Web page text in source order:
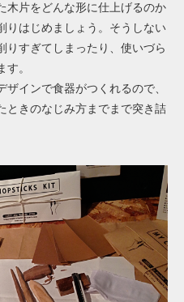
木片をどんな形に仕上げるのか
りはじめましょう。そうしない
りすぎてしまったり、使いづら
。
インで食器がつくれるので、
ときのなじみ方までまで突き詰